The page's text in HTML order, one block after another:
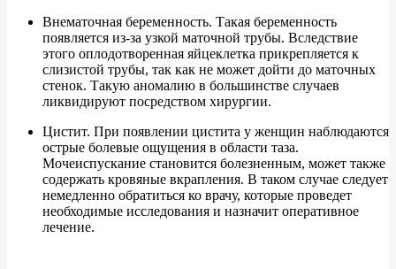
Внематочная беременность. Такая беременность
появляется из-за узкой маточной трубы. Вследствие
этого оплодотворенная яйцеклетка прикрепляется к
слизистой трубы, так как не может дойти до маточных
стенок. Такую аномалию в большинстве случаев
ликвидируют посредством хирургии.
Цистит. При появлении цистита у женщин наблюдаются
острые болевые ощущения в области таза.
Мочеиспускание становится болезненным, может также
содержать кровяные вкрапления. В таком случае следует
немедленно обратиться ко врачу, которые проведет
необходимые исследования и назначит оперативное
лечение.